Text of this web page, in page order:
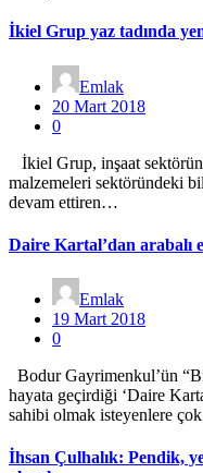
İkiel Grup yaz tadında
Emlak
20 Mart 2018
0
İkiel Grup, inşaat
malzemeleri sektöründeki
devam ettiren…
Daire Kartal’dan arabalı
Emlak
19 Mart 2018
0
Bodur Gayrimenkul’ün
hayata geçirdiği ‘Daire
sahibi olmak isteyenlere
İhsan Çulhalık: Pendik,